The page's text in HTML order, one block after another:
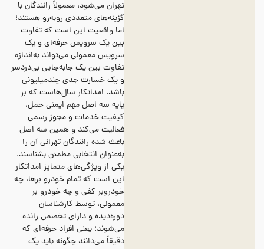
تهران می‌شود، معمولاً رانندگان با
گزینه‌های متعددی روبه‌رو هستند؛
اما واقعیت این است که تفاوت
بین یک سرویس حرفه‌ای و یک
سرویس معمولی می‌تواند به‌اندازه
تفاوت بین یک جابه‌جایی بی‌دردسر
و یک خسارت جدی چندمیلیونی
باشد. امداتکار سال‌هاست که بر
پایه سه اصل مهم ایمنی حمل،
کیفیت خدمات و مجوز رسمی
فعالیت می‌کند و همین سه اصل
باعث شده رانندگان تهرانی آن را
به‌عنوان انتخابی مطمئن بشناسند.
یکی از ویژگی‌های متمایز امداتکار
این است که تمام خودرو برها، چه
خودروبر کفی و چه خودرو بر
معمولی، توسط کارشناسان
دوره‌دیده و دارای تخصص رانده
می‌شوند؛ یعنی افراد حرفه‌ای که
دقیقاً می‌دانند چگونه باید یک